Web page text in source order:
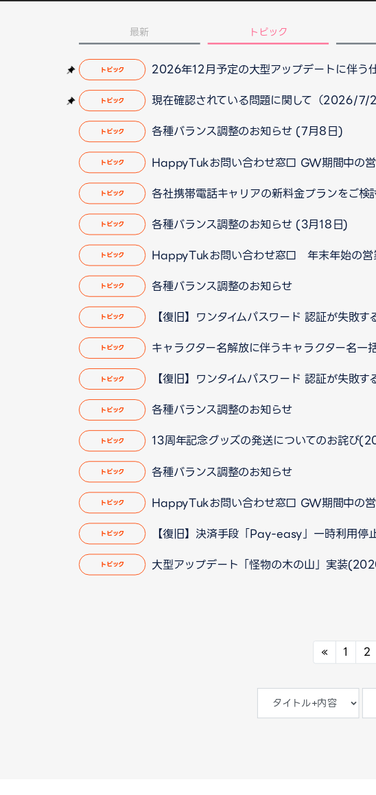
最新 トピック
トピック 2026年12月予定の大型アップデートに伴う
トピック 現在確認されている問題に関して（2026/7/
トピック 各種バランス調整のお知らせ (7月8日)
トピック HappyTukお問い合わせ窓口 GW期間中の
トピック 各社携帯電話キャリアの新料金プランをご検
トピック 各種バランス調整のお知らせ (3月18日)
トピック HappyTukお問い合わせ窓口 年末年始の営
トピック 各種バランス調整のお知らせ
トピック 【復旧】ワンタイムパスワード 認証が失
トピック キャラクター名解放に伴うキャラクター
トピック 【復旧】ワンタイムパスワード 認証が失
トピック 各種バランス調整のお知らせ
トピック 13周年記念グッズの発送についてのお詫
トピック 各種バランス調整のお知らせ
トピック HappyTukお問い合わせ窓口 GW期間中の
トピック 【復旧】決済手段「Pay-easy」一時利用停
トピック 大型アップデート「怪物の木の山」実装
« Previous
1 2